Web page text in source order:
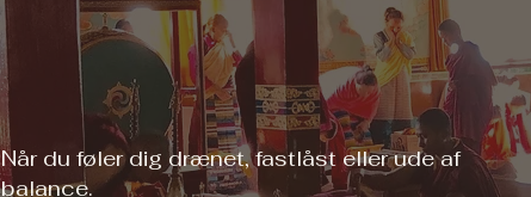
Når du føler dig drænet, fastlåst eller ude af
balance.